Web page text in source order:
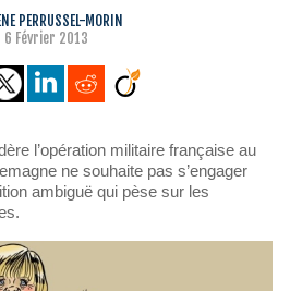
PERRUSSEL-MORIN
6 Février 2013
l’opération militaire française au
ne souhaite pas s’engager
ambiguë qui pèse sur les